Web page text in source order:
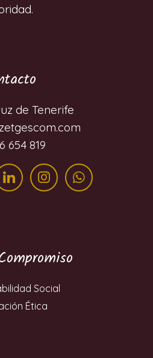
de Tenerife
654 819
Social
Ética